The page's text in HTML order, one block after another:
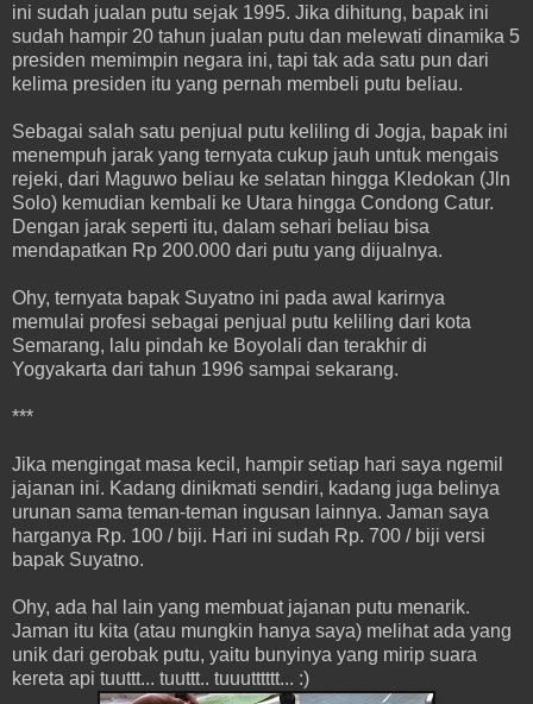
ini sudah jualan putu sejak 1995. Jika dihitung, bapak ini
sudah hampir 20 tahun jualan putu dan melewati dinamika 5
presiden memimpin negara ini, tapi tak ada satu pun dari
kelima presiden itu yang pernah membeli putu beliau.
Sebagai salah satu penjual putu keliling di Jogja, bapak ini
menempuh jarak yang ternyata cukup jauh untuk mengais
rejeki, dari Maguwo beliau ke selatan hingga Kledokan (Jln
Solo) kemudian kembali ke Utara hingga Condong Catur.
Dengan jarak seperti itu, dalam sehari beliau bisa
mendapatkan Rp 200.000 dari putu yang dijualnya.
Ohy, ternyata bapak Suyatno ini pada awal karirnya
memulai profesi sebagai penjual putu keliling dari kota
Semarang, lalu pindah ke Boyolali dan terakhir di
Yogyakarta dari tahun 1996 sampai sekarang.
***
Jika mengingat masa kecil, hampir setiap hari saya ngemil
jajanan ini. Kadang dinikmati sendiri, kadang juga belinya
urunan sama teman-teman ingusan lainnya. Jaman saya
harganya Rp. 100 / biji. Hari ini sudah Rp. 700 / biji versi
bapak Suyatno.
Ohy, ada hal lain yang membuat jajanan putu menarik.
Jaman itu kita (atau mungkin hanya saya) melihat ada yang
unik dari gerobak putu, yaitu bunyinya yang mirip suara
kereta api tuuttt... tuuttt.. tuuutttttt... :)